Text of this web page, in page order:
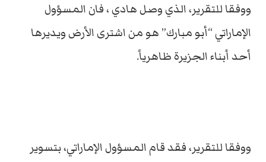
ووفقا للتقرير، الذي وصل هادي ، فان المسؤول
الإماراتي “أبو مبارك” هو من اشترى الأرض ويديرها
أحد أبناء الجزيرة ظاهرياً.
ووفقا للتقرير، فقد قام المسؤول الإماراتي، بتسوير